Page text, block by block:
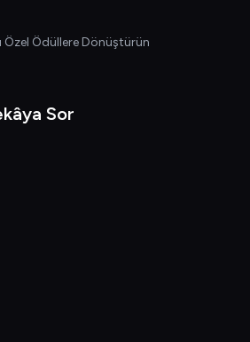
Özel Ödüllere Dönüştürün
Sor